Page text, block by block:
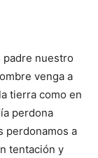
padre nuestro
venga a
tierra como en
perdona
perdonamos a
tentación y